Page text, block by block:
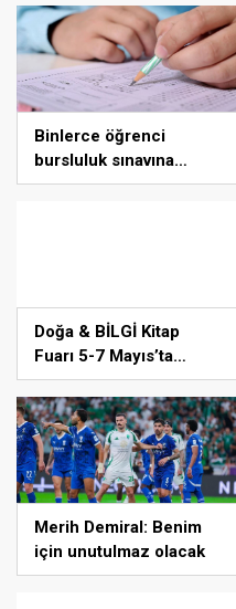
Binlerce öğrenci
bursluluk sınavına
girecek
Doğa & BİLGİ Kitap
Fuarı 5-7 Mayıs’ta
santralistanbul
Kampüsünde kapılarını
açıyor
Merih Demiral: Benim
için unutulmaz olacak